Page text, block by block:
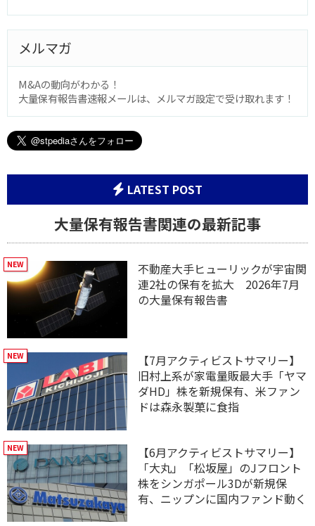
メルマガ
M&Aの動向がわかる！
大量保有報告書速報メールは、メルマガ設定で受け取れます！
LATEST POST
大量保有報告書関連の最新記事
不動産大手ヒューリックが宇宙関
連2社の保有を拡大 2026年7月
の大量保有報告書
【7月アクティビストサマリー】
旧村上系が家電量販最大手「ヤマ
ダHD」株を新規保有、米ファン
ドは森永製菓に食指
【6月アクティビストサマリー】
「大丸」「松坂屋」のJフロント
株をシンガポール3Dが新規保
有、ニップンに国内ファンド動く